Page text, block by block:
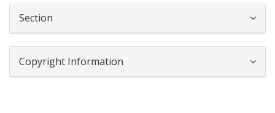
Section
Copyright Information